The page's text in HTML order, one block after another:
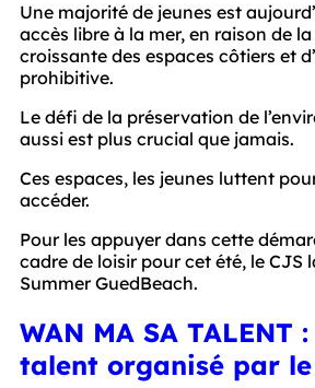
Une majorité de jeunes est
accès libre à la mer, en raison de
croissante des espaces côtiers et
prohibitive.
Le défi de la préservation de
aussi est plus crucial que jamais.
Ces espaces, les jeunes luttent
accéder.
Pour les appuyer dans cette
cadre de loisir pour cet été, le CJS
Summer GuedBeach.
WAN MA SA TALENT
talent organisé par le